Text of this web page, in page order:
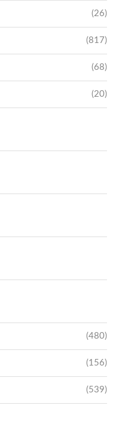
(26)
(817)
(68)
(20)
(480)
(156)
(539)